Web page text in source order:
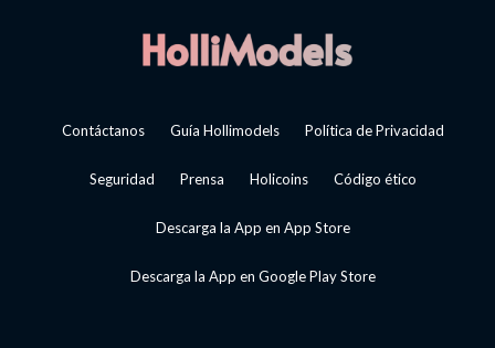
Contáctanos Guía Hollimodels Política de Privacidad
Seguridad Prensa Holicoins Código ético
Descarga la App en App Store
Descarga la App en Google Play Store